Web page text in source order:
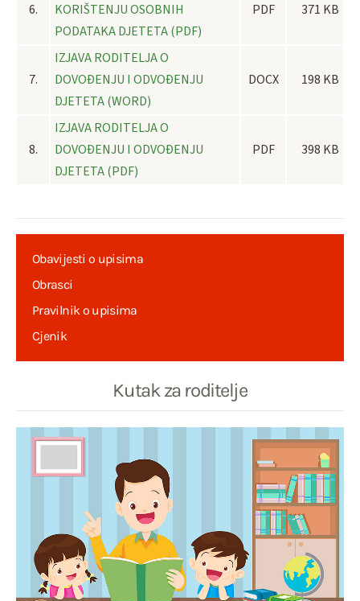
6.
KORIŠTENJU OSOBNIH
PODATAKA DJETETA (PDF)
PDF 371 KB
7.
IZJAVA RODITELJA O
DOVOĐENJU I ODVOĐENJU
DJETETA (WORD)
DOCX 198 KB
8.
IZJAVA RODITELJA O
DOVOĐENJU I ODVOĐENJU
DJETETA (PDF)
PDF 398 KB
Obavijesti o upisima
Obrasci
Pravilnik o upisima
Cjenik
Kutak za roditelje